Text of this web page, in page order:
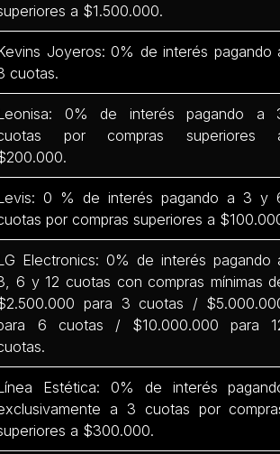
a $1.500.000.
Joyeros: 0% de interés pagando
cuotas.
0% de interés pagando a
por compras superiores
0 % de interés pagando a 3 y
por compras superiores a
Electronics: 0% de interés pagando
6 y 12 cuotas con compras mínimas
para 3 cuotas /
6 cuotas / $10.000.000 para
Estética: 0% de interés
a 3 cuotas por
a $300.000.